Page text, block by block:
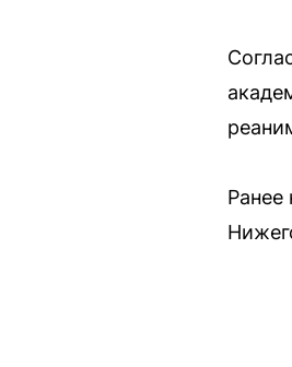
Ранее